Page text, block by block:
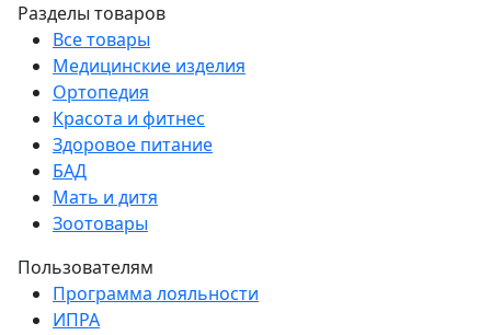
Разделы товаров
Все товары
Медицинские изделия
Ортопедия
Красота и фитнес
Здоровое питание
БАД
Мать и дитя
Зоотовары
Пользователям
Программа лояльности
ИПРА